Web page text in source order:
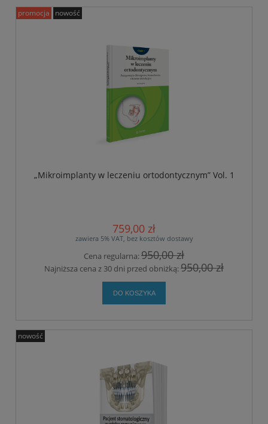
„Mikroimplanty w leczeniu ortodontycznym” Vol. 1
759,00 zł
zawiera 5% VAT, bez kosztów dostawy
Cena regularna:950,00 zł
Najniższa cena z 30 dni przed obniżką:950,00 zł
DO KOSZYKA
promocja nowość
nowość